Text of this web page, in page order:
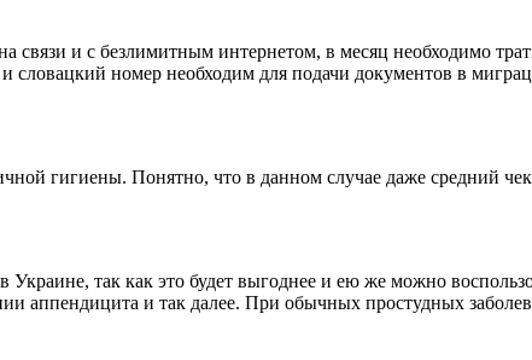
связи и с безлимитным интернетом, в месяц необходимо
словацкий номер необходим для подачи документов в
гигиены. Понятно, что в данном случае даже средний чек
Украине, так как это будет выгоднее и ею же можно
аппендицита и так далее. При обычных простудных